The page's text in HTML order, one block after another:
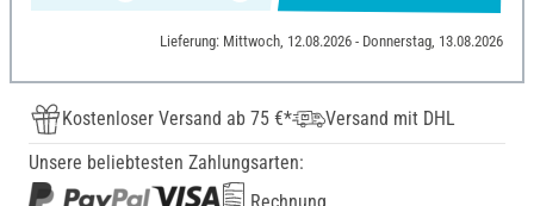
Lieferung: Mittwoch, 12.08.2026 - Donnerstag, 13.08.2026
Kostenloser Versand ab 75 €*
Versand mit DHL
Unsere beliebtesten Zahlungsarten: